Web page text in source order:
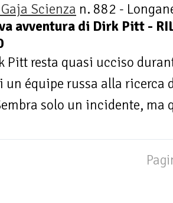
Scienza n. 882 -
avventura di Dirk Pitt -
Pitt resta quasi ucciso
un équipe russa alla ricerca
solo un incidente, ma